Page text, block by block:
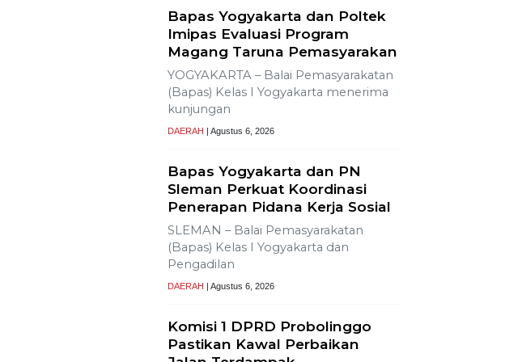
Lestarikan Tradisi Leluhur,
Warga Dayakan
Sardonoharjo Gelar Merti
Bapas Yogyakarta Edukasi Guru
SMKN 1 Seyegan untuk Perkuat
Kesadaran Hukum
SLEMAN – Balai Pemasyarakatan
(Bapas) Kelas I Yogyakarta
DAERAH| Agustus 7, 2026